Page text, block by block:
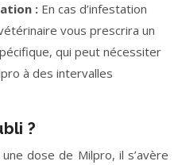
: En cas d’infestation
vous prescrira un
qui peut nécessiter
à des intervalles
?
dose de Milpro, il s’avère